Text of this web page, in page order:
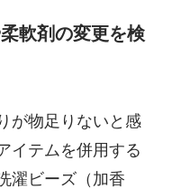
軟剤の変更を検
が物足りないと感
イテムを併用する
濯ビーズ（加香